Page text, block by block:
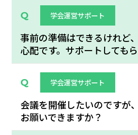
学会運営サポート
事前の準備はできるけれど
心配です。サポートしても
学会運営サポート
会議を開催したいのですが
お願いできますか？